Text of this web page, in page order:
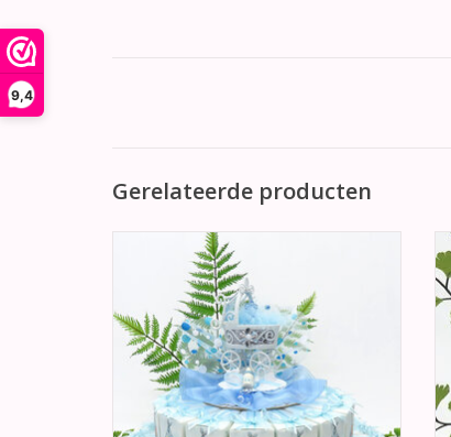
9,4
Gerelateerde producten
Geboorte bedankjes voor een jongetje.
De doosjes zijn bedrukt aan alle kanten
met een ooievaar met een pasgeboren
baby.
TOEVOEGEN AAN WINKELWAGEN